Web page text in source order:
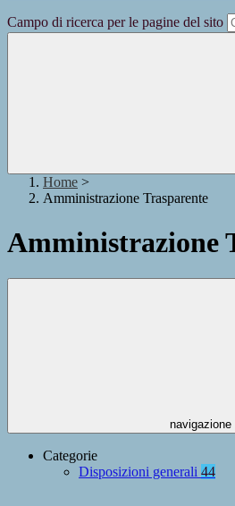
Campo di ricerca per le pagine del sito
Home >
Amministrazione Trasparente
Amministrazione
navigazione
Categorie
Disposizioni generali 44